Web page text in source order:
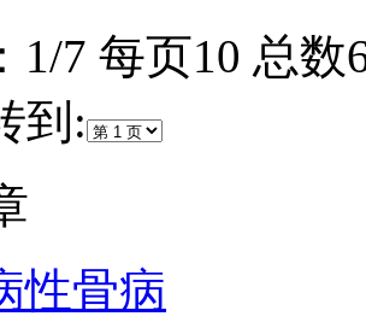
1/7 每页10 总
到:
性骨病